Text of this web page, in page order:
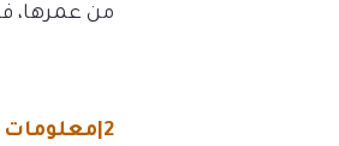
من عمرها،
2|معلومات عن رواية أنثى موازية: